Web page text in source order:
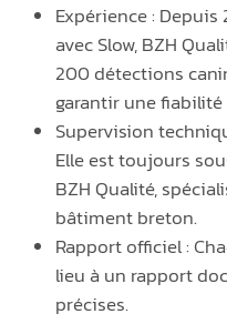
Expérience : Depuis
avec Slow, BZH
200 détections
garantir une
Supervision
Elle est toujours
BZH Qualité,
bâtiment breton.
Rapport officiel :
lieu à un rapport
précises.